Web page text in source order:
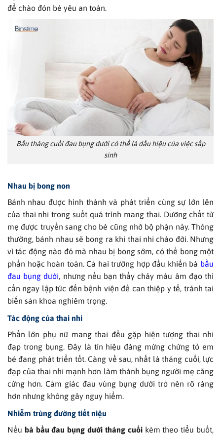
để chào đón bé yêu an toàn.
Bầu tháng cuối đau bụng dưới có thể là dấu hiệu của việc sắp
sinh
Nhau bị bong non
Bánh nhau được hình thành và phát triển cùng sự lớn lên
của thai nhi trong suốt quá trình mang thai. Dưỡng chất từ
mẹ được truyền sang cho bé cũng nhờ bộ phận này. Thông
thường, bánh nhau sẽ bong ra khi thai nhi chào đời. Nhưng
vì tác động nào đó mà nhau bị bong sớm, có thể bong một
phần hoặc hoàn toàn. Cả hai trường hợp đầu khiến bà bầu
đau bụng dưới, nhưng nếu bạn thấy chảy máu âm đạo thì
cần ngay lập tức đến bệnh viện để can thiệp y tế, tránh tai
biến sản khoa nghiêm trọng.
Tác động của thai nhi
Phần lớn phụ nữ mang thai đều gặp hiện tượng thai nhi
đạp trong bụng. Đây là tín hiệu đáng mừng chứng tỏ em
bé đang phát triển tốt. Càng về sau, nhất là tháng cuối, lực
đạp của thai nhi mạnh hơn làm thành bụng người mẹ căng
cứng hơn. Cảm giác đau vùng bụng dưới trở nên rõ ràng
hơn nhưng không gây nguy hiểm.
Nhiễm trùng đường tiết niệu
Nếu bà bầu đau bụng dưới tháng cuốikèm theo tiểu buốt,